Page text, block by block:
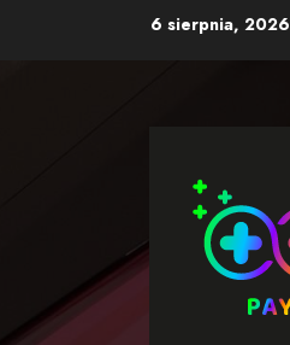
6 sierpnia, 2026